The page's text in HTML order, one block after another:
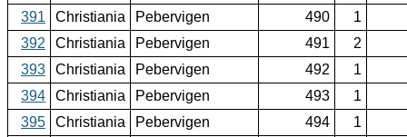
391
Christiania Pebervigen 490
1
392
Christiania Pebervigen 491
2
393
Christiania Pebervigen 492
1
394
Christiania Pebervigen 493
1
395
Christiania Pebervigen 494
1